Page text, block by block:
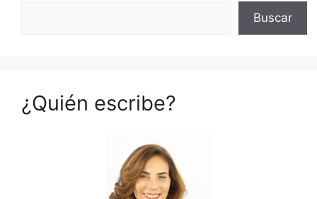
Buscar
¿Quién escribe?